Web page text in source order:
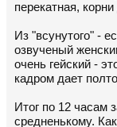
перекатная,
Из "всунутого" -
озвученый
очень гейский -
кадром дает
Итог по 12 часам
средненькому.